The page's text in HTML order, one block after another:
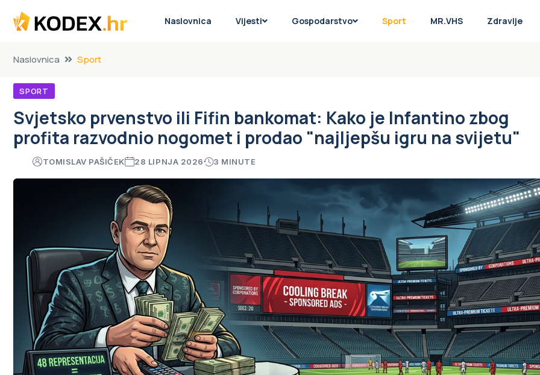
Naslovnica Vijesti Gospodarstvo Sport MR.VHS Zdravlje
Naslovnica Sport
SPORT
Svjetsko prvenstvo ili Fifin bankomat: Kako je Infantino zbog
profita razvodnio nogomet i prodao "najljepšu igru na svijetu"
TOMISLAV PAŠIČEK 28 LIPNJA 2026 3 MINUTE